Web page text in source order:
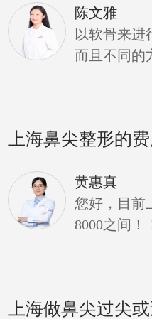
陈文雅
以软骨来进
而且不同的
上海鼻尖整形的
黄惠真
您好，目前
8000之间
上海做鼻尖过尖